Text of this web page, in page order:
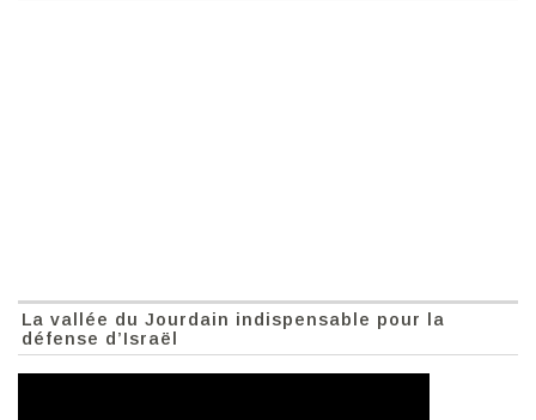
La vallée du Jourdain indispensable pour la
défense d’Israël